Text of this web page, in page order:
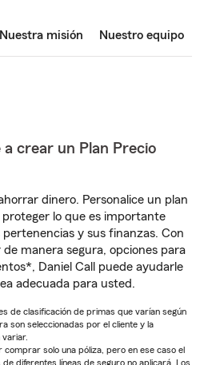
Nuestra misión Nuestro equipo
crear un Plan Precio
dinero. Personalice un plan
lo que es importante
y sus finanzas. Con
manera segura, opciones para
Daniel Call puede ayudarle
adecuada para usted.
de clasificación de primas que varían según
son seleccionadas por el cliente y la
variar.
solo una póliza, pero en ese caso el
diferentes líneas de seguro no aplicará. Los